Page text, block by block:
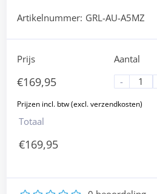
Artikelnummer: GRL-AU-A5MZ
Prijs
€169,95
Aantal
-
Totaal
€169,95